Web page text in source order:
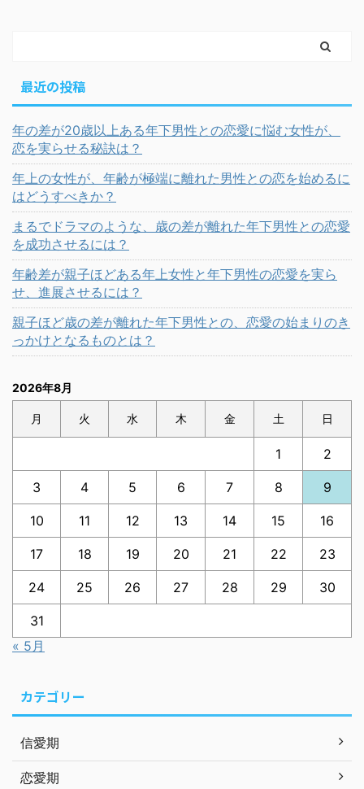
最近の投稿
年の差が20歳以上ある年下男性との恋愛に悩む女性が、
恋を実らせる秘訣は？
年上の女性が、年齢が極端に離れた男性との恋を始めるに
はどうすべきか？
まるでドラマのような、歳の差が離れた年下男性との恋愛
を成功させるには？
年齢差が親子ほどある年上女性と年下男性の恋愛を実ら
せ、進展させるには？
親子ほど歳の差が離れた年下男性との、恋愛の始まりのき
っかけとなるものとは？
2026年8月
月 火 水 木 金 土 日
1 2
3 4 5 6 7 8 9
10 11 12 13 14 15 16
17 18 19 20 21 22 23
24 25 26 27 28 29 30
31
« 5月
カテゴリー
信愛期
恋愛期